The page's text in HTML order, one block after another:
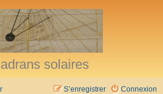
solaires
Connexion
S’enregistrer